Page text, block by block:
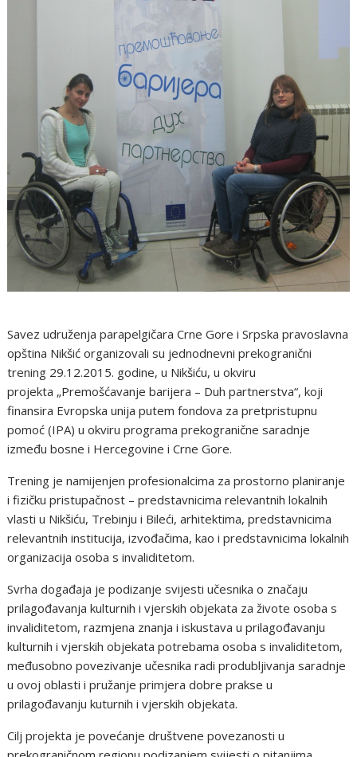
Savez udruženja parapelgičara Crne Gore i Srpska pravoslavna
opština Nikšić organizovali su jednodnevni prekogranični
trening 29.12.2015. godine, u Nikšiću, u okviru
projekta „Premošćavanje barijera – Duh partnerstva“, koji
finansira Evropska unija putem fondova za pretpristupnu
pomoć (IPA) u okviru programa prekogranične saradnje
između bosne i Hercegovine i Crne Gore.
Trening je namijenjen profesionalcima za prostorno planiranje
i fizičku pristupačnost – predstavnicima relevantnih lokalnih
vlasti u Nikšiću, Trebinju i Bileći, arhitektima, predstavnicima
relevantnih institucija, izvođačima, kao i predstavnicima lokalnih
organizacija osoba s invaliditetom.
Svrha događaja je podizanje svijesti učesnika o značaju
prilagođavanja kulturnih i vjerskih objekata za živote osoba s
invaliditetom, razmjena znanja i iskustava u prilagođavanju
kulturnih i vjerskih objekata potrebama osoba s invaliditetom,
međusobno povezivanje učesnika radi produbljivanja saradnje
u ovoj oblasti i pružanje primjera dobre prakse u
prilagođavanju kuturnih i vjerskih objekata.
Cilj projekta je povećanje društvene povezanosti u